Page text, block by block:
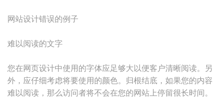
网站设计错误的例子
难以阅读的文字
您在网页设计中使用的字体应足够大以便客户清晰阅读。另
外，应仔细考虑将要使用的颜色。归根结底，如果您的内容
难以阅读，那么访问者将不会在您的网站上停留很长时间。